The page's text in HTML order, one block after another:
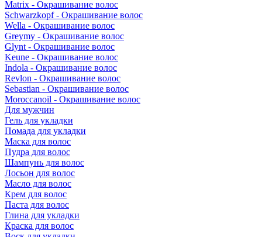
Matrix - Окрашивание волос
Schwarzkopf - Окрашивание волос
Wella - Окрашивание волос
Greymy - Окрашивание волос
Glynt - Окрашивание волос
Keune - Окрашивание волос
Indola - Окрашивание волос
Revlon - Окрашивание волос
Sebastian - Окрашивание волос
Moroccanoil - Окрашивание волос
Для мужчин
Гель для укладки
Помада для укладки
Маска для волос
Пудра для волос
Шампунь для волос
Лосьон для волос
Масло для волос
Крем для волос
Паста для волос
Глина для укладки
Краска для волос